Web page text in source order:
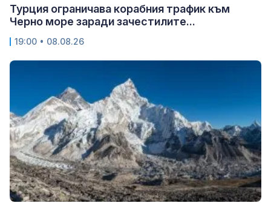
Турция ограничава корабния трафик към
Черно море заради зачестилите...
19:00 • 08.08.26